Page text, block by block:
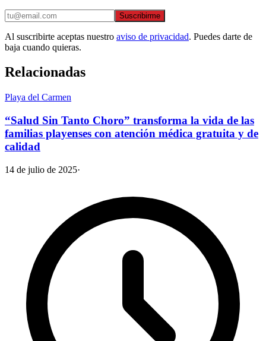
Suscribirme
Al suscribirte aceptas nuestro aviso de privacidad. Puedes darte de
baja cuando quieras.
Relacionadas
Playa del Carmen
“Salud Sin Tanto Choro” transforma la vida de las
familias playenses con atención médica gratuita y de
calidad
14 de julio de 2025·